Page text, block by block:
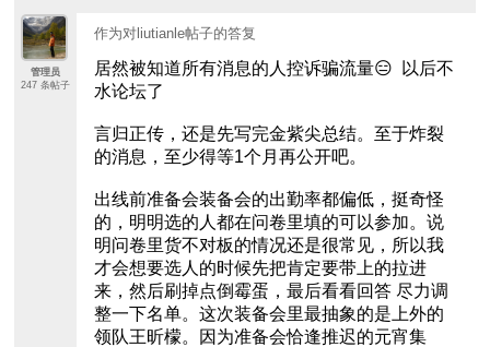
管理员
247 条帖子
作为对liutianle帖子的答复
居然被知道所有消息的人控诉骗流量😑 以后不
水论坛了
言归正传，还是先写完金紫尖总结。至于炸裂
的消息，至少得等1个月再公开吧。
出线前准备会装备会的出勤率都偏低，挺奇怪
的，明明选的人都在问卷里填的可以参加。说
明问卷里货不对板的情况还是很常见，所以我
才会想要选人的时候先把肯定要带上的拉进
来，然后刷掉点倒霉蛋，最后看看回答 尽力调
整一下名单。这次装备会里最抽象的是上外的
领队王昕檬。因为准备会恰逢推迟的元宵集